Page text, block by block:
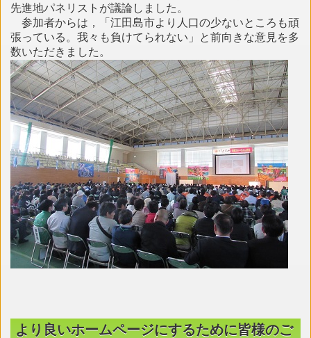
先進地パネリストが議論しました。
参加者からは，「江田島市より人口の少ないところも頑
張っている。我々も負けてられない」と前向きな意見を多
数いただきました。
より良いホームページにするために皆様のご